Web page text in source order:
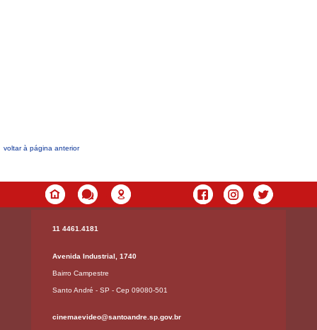
voltar à página anterior
11 4461.4181
Avenida Industrial, 1740
Bairro Campestre
Santo André - SP - Cep 09080-501
cinemaevideo@santoandre.sp.gov.br